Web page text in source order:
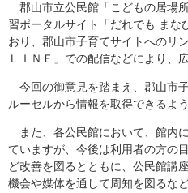
郡山市立公民館「こどもの居場
習ポータルサイト「だれでも まな
おり、郡山市子育てサイトへのリ
ＬＩＮＥ」での配信などにより、
今回の御意見を踏まえ、郡山市
ルーセルから情報を取得できるよ
また、各公民館において、館内
ていますが、今後は利用者の方の
ど改善を図るとともに、公民館講
機会や媒体を通して周知を図るな